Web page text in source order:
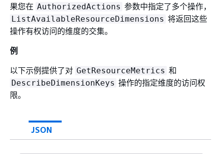
果您在 AuthorizedActions 参数中指定了多个操作，
ListAvailableResourceDimensions 将返回这些
操作有权访问的维度的交集。
例
以下示例提供了对 GetResourceMetrics 和
DescribeDimensionKeys 操作的指定维度的访问权
限。
JSON